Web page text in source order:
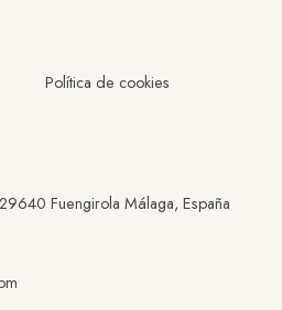
Política de cookies
Fuengirola Málaga, España